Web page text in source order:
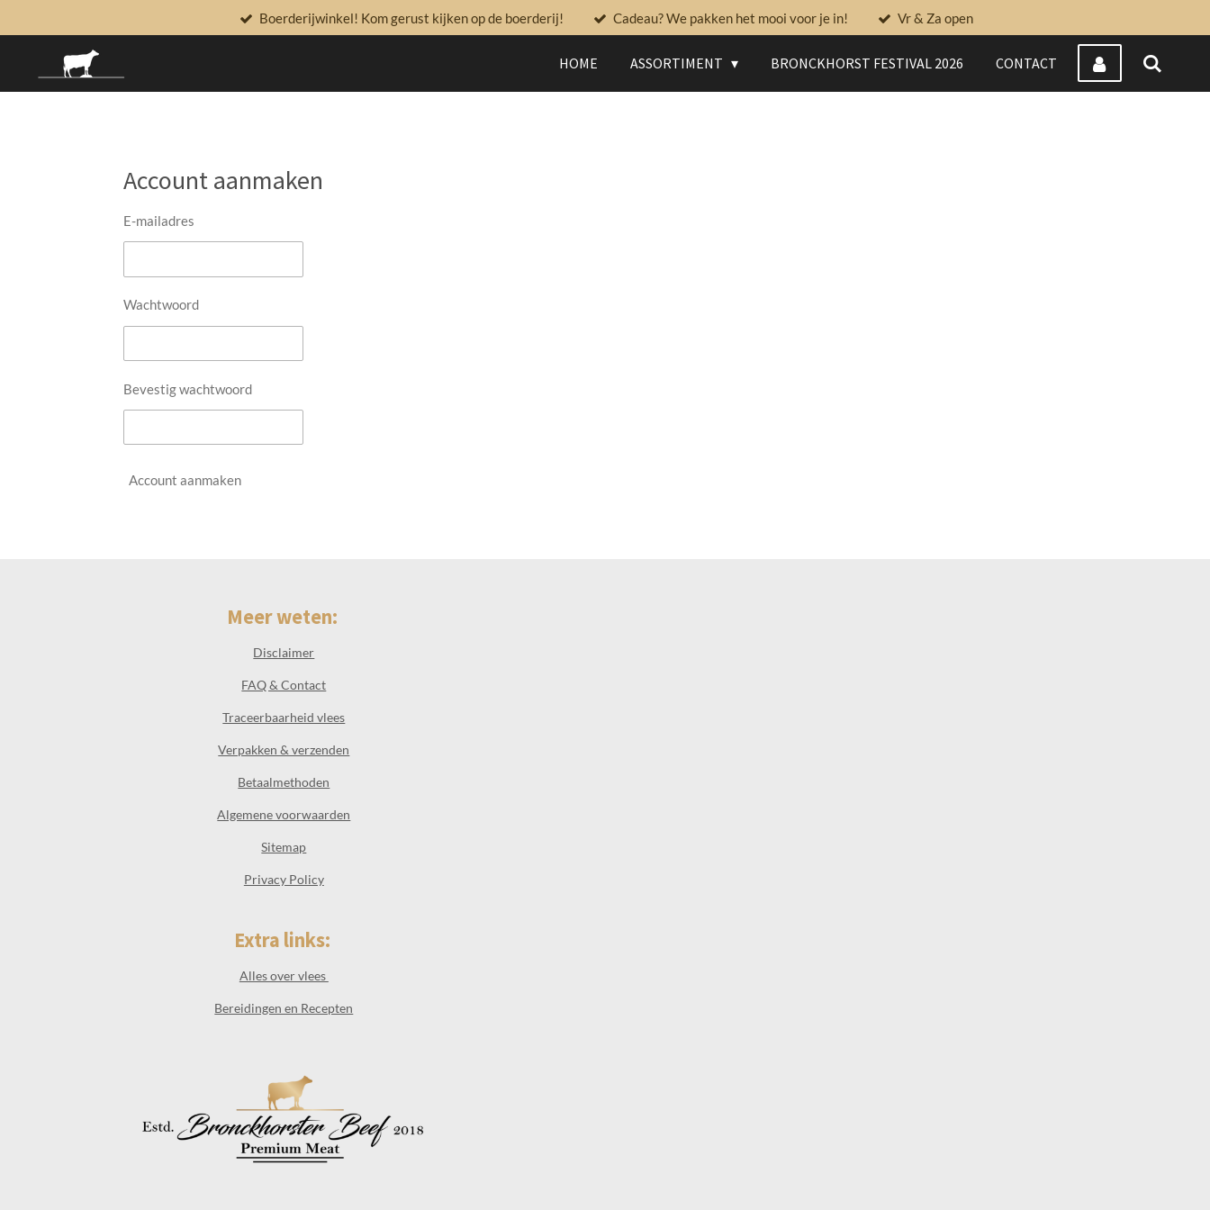
direct
Boerderijwinkel! Kom gerust kijken op de boerderij! Cadeau? We pakken het mooi voor je in! Vr & Za open
HOME ASSORTIMENT BRONCKHORST FESTIVAL 2026 CONTACT
Account aanmaken
E-mailadres
Wachtwoord
Bevestig wachtwoord
Account aanmaken
Meer weten:
Disclaimer
FAQ & Contact
Traceerbaarheid vlees
Verpakken & verzenden
Betaalmethoden
Algemene voorwaarden
Sitemap
Privacy Policy
Extra links:
Alles over vlees
Bereidingen en Recepten